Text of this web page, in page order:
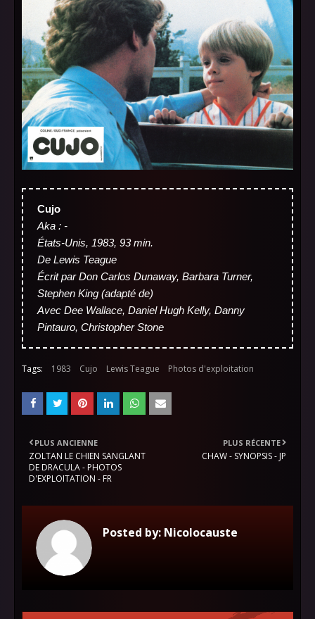
Cujo
Aka : -
États-Unis, 1983, 93 min.
De Lewis Teague
Écrit par Don Carlos Dunaway, Barbara Turner,
Stephen King (adapté de)
Avec Dee Wallace, Daniel Hugh Kelly, Danny
Pintauro, Christopher Stone
Tags: 1983 Cujo Lewis Teague Photos d'exploitation
PLUS RÉCENTE
CHAW - SYNOPSIS - JP
PLUS ANCIENNE
ZOLTAN LE CHIEN SANGLANT
DE DRACULA - PHOTOS
D'EXPLOITATION - FR
Posted by: Nicolocauste